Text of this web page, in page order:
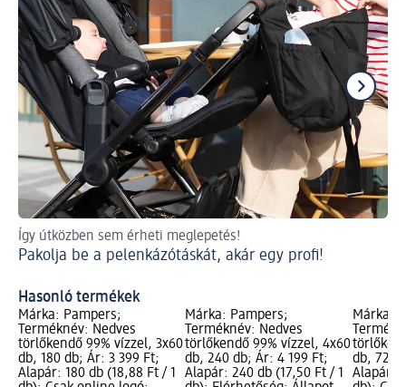
Így útközben sem érheti meglepetés!
Pakolja be a pelenkázótáskát, akár egy profi!
Hasonló termékek
Márka: Pampers;
Terméknév: Nedves
törlőkendő 99% vízzel, 3x60
db, 180 db; Ár: 3 399 Ft;
Alapár: 180 db (18,88 Ft / 1
Márka: Pampers;
Terméknév: Nedves
törlőkendő 99% vízzel, 4x60
db, 240 db; Ár: 4 199 Ft;
Alapár: 240 db (17,50 Ft / 1
Márka:
db, 720
Alapár: